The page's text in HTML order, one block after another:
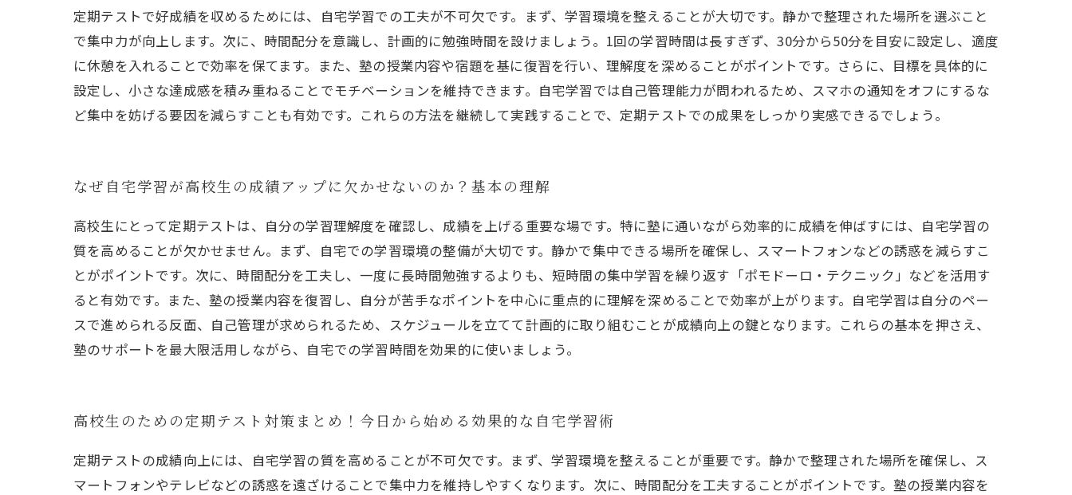
定期テストで好成績を収めるためには、自宅学習での工夫が不可欠です。まず、学習環境を整えることが大切です。静かで整理された場所を選ぶこと
で集中力が向上します。次に、時間配分を意識し、計画的に勉強時間を設けましょう。1回の学習時間は長すぎず、30分から50分を目安に設定し、適度
に休憩を入れることで効率を保てます。また、塾の授業内容や宿題を基に復習を行い、理解度を深めることがポイントです。さらに、目標を具体的に
設定し、小さな達成感を積み重ねることでモチベーションを維持できます。自宅学習では自己管理能力が問われるため、スマホの通知をオフにするな
ど集中を妨げる要因を減らすことも有効です。これらの方法を継続して実践することで、定期テストでの成果をしっかり実感できるでしょう。
なぜ自宅学習が高校生の成績アップに欠かせないのか？基本の理解
高校生にとって定期テストは、自分の学習理解度を確認し、成績を上げる重要な場です。特に塾に通いながら効率的に成績を伸ばすには、自宅学習の
質を高めることが欠かせません。まず、自宅での学習環境の整備が大切です。静かで集中できる場所を確保し、スマートフォンなどの誘惑を減らすこ
とがポイントです。次に、時間配分を工夫し、一度に長時間勉強するよりも、短時間の集中学習を繰り返す「ポモドーロ・テクニック」などを活用す
ると有効です。また、塾の授業内容を復習し、自分が苦手なポイントを中心に重点的に理解を深めることで効率が上がります。自宅学習は自分のペー
スで進められる反面、自己管理が求められるため、スケジュールを立てて計画的に取り組むことが成績向上の鍵となります。これらの基本を押さえ、
塾のサポートを最大限活用しながら、自宅での学習時間を効果的に使いましょう。
高校生のための定期テスト対策まとめ！今日から始める効果的な自宅学習術
定期テストの成績向上には、自宅学習の質を高めることが不可欠です。まず、学習環境を整えることが重要です。静かで整理された場所を確保し、ス
マートフォンやテレビなどの誘惑を遠ざけることで集中力を維持しやすくなります。次に、時間配分を工夫することがポイントです。塾の授業内容を